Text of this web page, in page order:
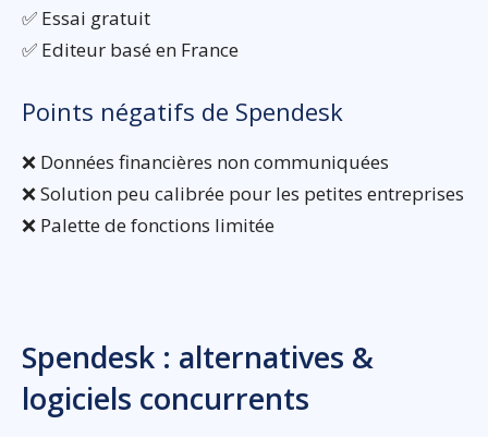
✅ Essai gratuit
✅ Editeur basé en France
Points négatifs de Spendesk
❌ Données financières non communiquées
❌ Solution peu calibrée pour les petites entreprises
❌ Palette de fonctions limitée
Spendesk : alternatives &
logiciels concurrents